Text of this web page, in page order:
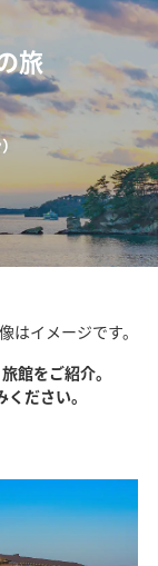
旅
はイメージです。
館をご紹介。
ださい。